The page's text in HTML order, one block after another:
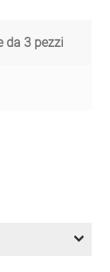
da 3 pezzi